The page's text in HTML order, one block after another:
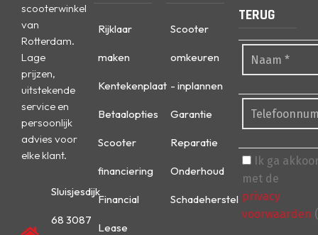
scooterwinkel
van
Rotterdam.
Lage
prijzen,
uitstekende
service en
persoonlijk
advies voor
elke klant.
Sluisjesdijk
68 3087
Rijklaar
maken
Kentekenplaat
Betaalopties
Scooter
financiering
Financial
Lease
Scooter
omkeuren
- inplannen
Garantie
Reparatie
Onderhoud
Schadeherstel
TERUG
Ik ga
met de
privacy
voorwaarden